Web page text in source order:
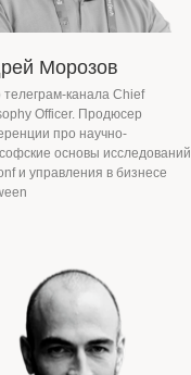
Морозов
телеграм-канала Chief
Officer. Продюсер
про научно-
основы исследований
и управления в бизнесе